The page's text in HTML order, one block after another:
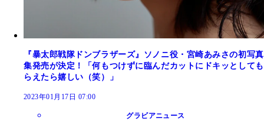
『暴太郎戦隊ドンブラザーズ』ソノニ役・宮崎あみさの初写真
集発売が決定！「何もつけずに臨んだカットにドキッとしても
らえたら嬉しい（笑）」
2023年01月17日 07:00
グラビアニュース